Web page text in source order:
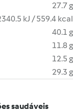
27.7 g
kJ / 559.4 kcal
40.1 g
11.8 g
12.5 g
29.3 g
saudáveis